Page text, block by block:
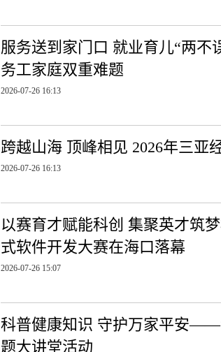
服务送到家门口 就业育儿“两
务工家庭双重难题
2026-07-26 16:13
跨越山海 顶峰相见 2026年三亚
2026-07-26 16:13
以赛育才赋能科创 集聚英才筑
式软件开发大赛在海口落幕
2026-07-26 15:07
科普健康知识 守护万家平安——
题大讲堂活动